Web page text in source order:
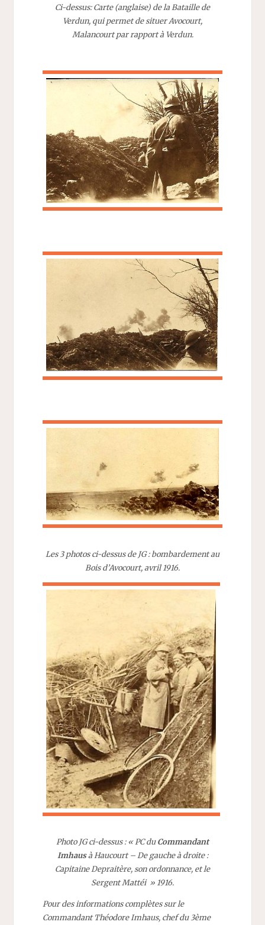
Ci-dessus: Carte (anglaise) de la Bataille de
Verdun, qui permet de situer Avocourt,
Malancourt par rapport à Verdun.
Les 3 photos ci-dessus de JG : bombardement au
Bois d’Avocourt, avril 1916.
Photo JG ci-dessus : « PC duCommandant
Imhausà Haucourt – De gauche à droite :
Capitaine Depraitère, son ordonnance, et le
Sergent Mattéi » 1916.
Pour des informations complètes sur le
Commandant Théodore Imhaus, chef du 3ème